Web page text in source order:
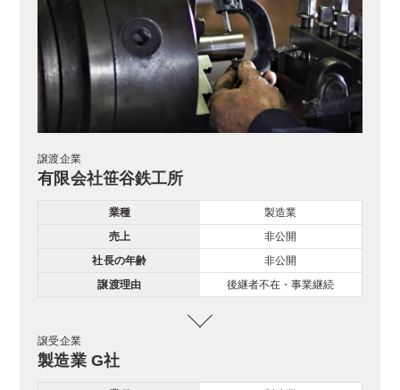
譲渡企業
有限会社笹谷鉄工所
業種
製造業
売上
非公開
社長の年齢
非公開
譲渡理由
後継者不在・事業継続
譲受企業
製造業 G社